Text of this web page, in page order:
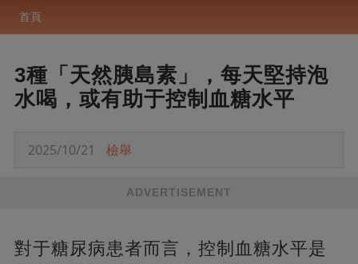
首頁
3種「天然胰島素」，每天堅持泡
水喝，或有助于控制血糖水平
2025/10/21 檢舉
ADVERTISEMENT
對于糖尿病患者而言，控制血糖水平是